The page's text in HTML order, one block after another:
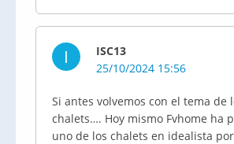
I
ISC13
25/10/2024 15:56
Si antes volvemos con el tema de
chalets…. Hoy mismo Fvhome ha
uno de los chalets en idealista